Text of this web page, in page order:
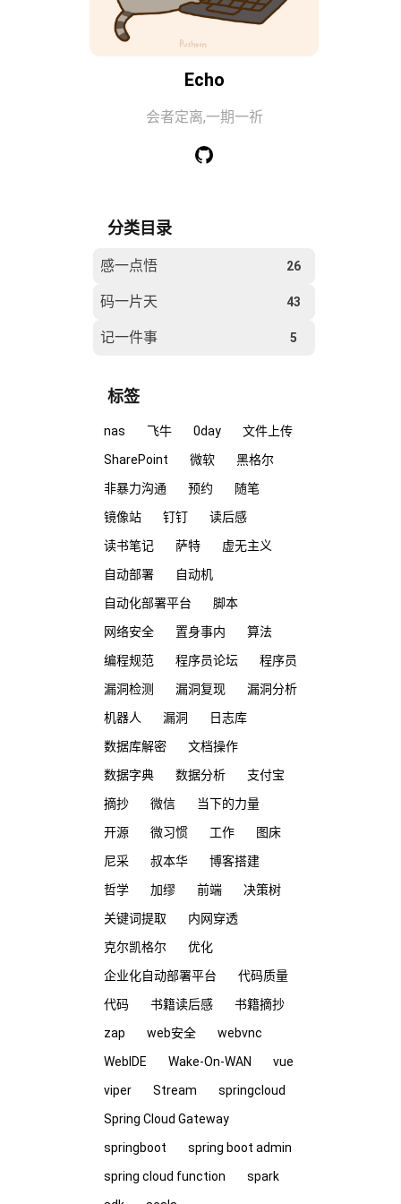
Echo
会者定离,一期一祈
分类目录
感一点悟 26
码一片天 43
记一件事 5
标签
nas 飞牛 0day
文件上传
SharePoint
微软
黑格尔
非暴力沟通
预约
随笔
镜像站
钉钉
读后感
读书笔记
萨特
虚无主义
自动部署
自动机
自动化部署平台
脚本
网络安全
置身事内
算法
编程规范
程序员论坛
程序员
漏洞检测
漏洞复现
漏洞分析
机器人
漏洞
日志库
数据库解密
文档操作
数据字典
数据分析
支付宝
摘抄
微信
当下的力量
开源
微习惯 工作
图床
尼采
叔本华
博客搭建
哲学
加缪 前端
决策树
关键词提取
内网穿透
克尔凯格尔
优化
企业化自动部署平台
代码质量
代码
书籍读后感
书籍摘抄
zap
web安全
webvnc
WebIDE
Wake-On-WAN
vue
viper
Stream
springcloud
Spring Cloud Gateway
springboot
spring boot admin
spring cloud function
spark